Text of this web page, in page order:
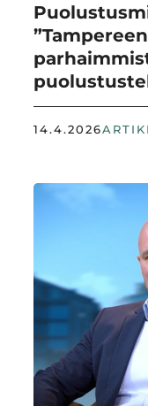
14.4.2026